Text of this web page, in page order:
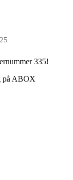
335!
på ABOX